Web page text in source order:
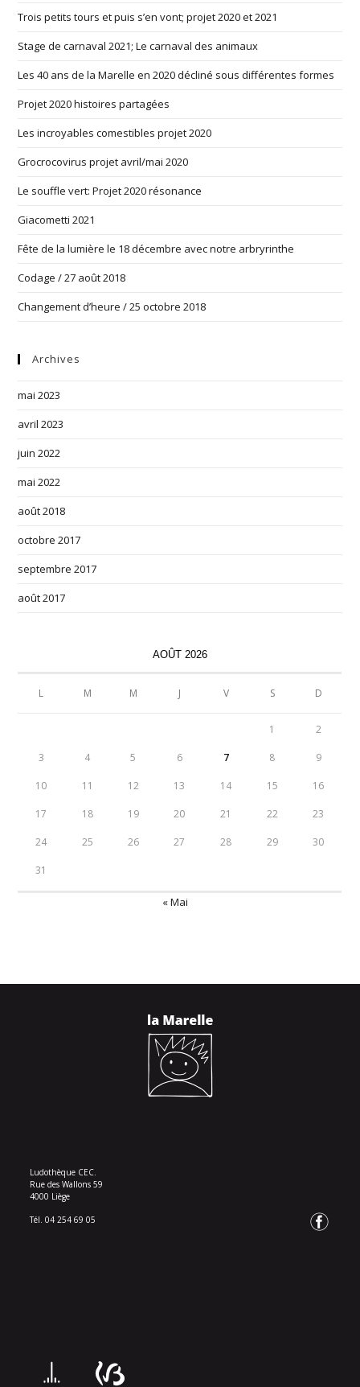
Trois petits tours et puis s’en vont; projet 2020 et 2021
Stage de carnaval 2021; Le carnaval des animaux
Les 40 ans de la Marelle en 2020 décliné sous différentes formes
Projet 2020 histoires partagées
Les incroyables comestibles projet 2020
Grocrocovirus projet avril/mai 2020
Le souffle vert: Projet 2020 résonance
Giacometti 2021
Fête de la lumière le 18 décembre avec notre arbryrinthe
Codage / 27 août 2018
Changement d’heure / 25 octobre 2018
Archives
mai 2023
avril 2023
juin 2022
mai 2022
août 2018
octobre 2017
septembre 2017
août 2017
AOÛT 2026
L M M J V S D
1 2
3 4 5 6 7 8 9
10 11 12 13 14 15 16
17 18 19 20 21 22 23
24 25 26 27 28 29 30
31
« Mai
Ludothèque CEC.
Rue des Wallons 59
4000 Liège
Tél. 04 254 69 05